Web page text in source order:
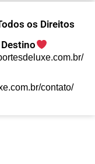
os Direitos
contato/